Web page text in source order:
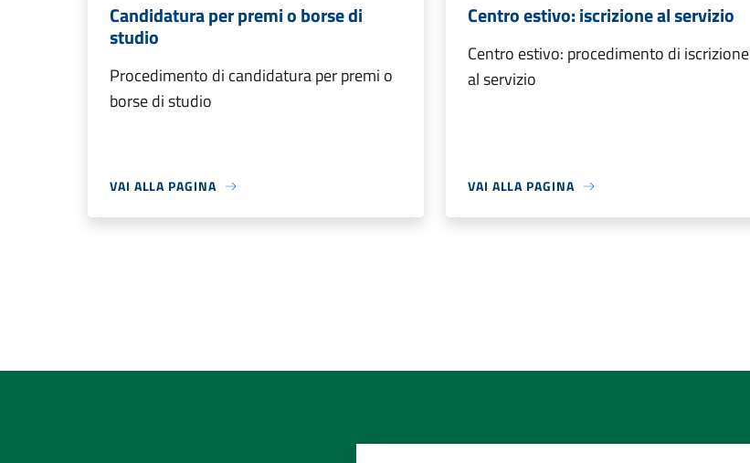
Candidatura per premi o borse di
studio
Procedimento di candidatura per premi o
borse di studio
VAI ALLA PAGINA
Centro estivo: iscrizione al servizio
Centro estivo: procedimento di iscrizione
al servizio
VAI ALLA PAGINA